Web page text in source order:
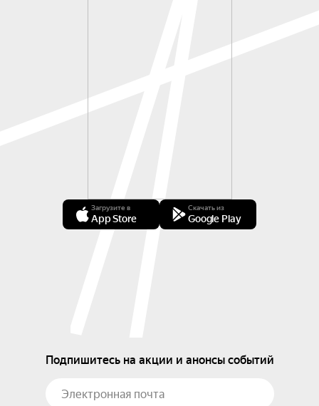
Загрузите в
App Store
Скачать из
Google Play
Подпишитесь на акции и анонсы событий